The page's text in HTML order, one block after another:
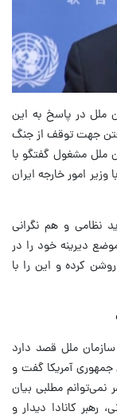
ملل در پاسخ به این
جهت توقف از جنگ
ملل مشغول گفتگو با
امور خارجه ایران
نظامی و هم نگرانی
دیرینه خود را در
کرده و این را با
ملل قصد دارد
جمهوری آمریکا گفت و
مطلبی بیان
رهبر کانادا دیدار و